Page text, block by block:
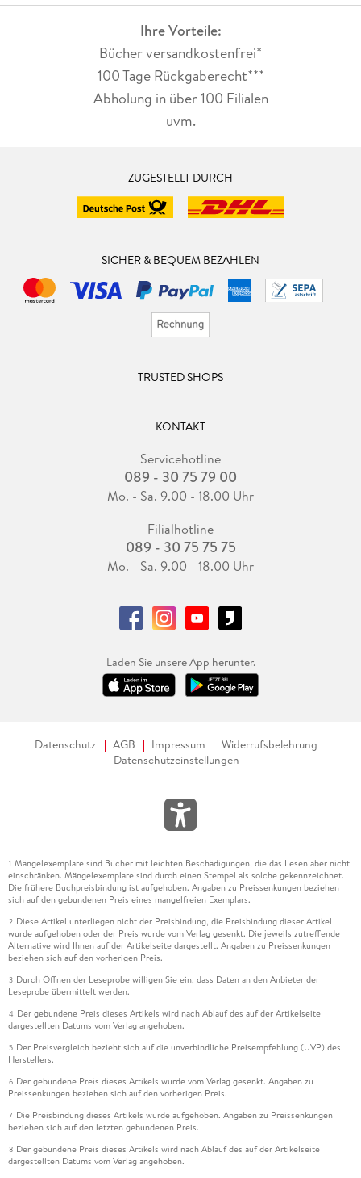
Ihre Vorteile:
Bücher versandkostenfrei*
100 Tage Rückgaberecht***
Abholung in über 100 Filialen
uvm.
ZUGESTELLT DURCH
SICHER & BEQUEM BEZAHLEN
TRUSTED SHOPS
KONTAKT
Servicehotline
089 - 30 75 79 00
Mo. - Sa. 9.00 - 18.00 Uhr
Filialhotline
089 - 30 75 75 75
Mo. - Sa. 9.00 - 18.00 Uhr
Laden Sie unsere App herunter.
Datenschutz AGB Impressum
Widerrufsbelehrung
Datenschutzeinstellungen
1 Mängelexemplare sind Bücher mit leichten Beschädigungen, die das Lesen aber nicht
einschränken. Mängelexemplare sind durch einen Stempel als solche gekennzeichnet.
Die frühere Buchpreisbindung ist aufgehoben. Angaben zu Preissenkungen beziehen
sich auf den gebundenen Preis eines mangelfreien Exemplars.
2 Diese Artikel unterliegen nicht der Preisbindung, die Preisbindung dieser Artikel
wurde aufgehoben oder der Preis wurde vom Verlag gesenkt. Die jeweils zutreffende
Alternative wird Ihnen auf der Artikelseite dargestellt. Angaben zu Preissenkungen
beziehen sich auf den vorherigen Preis.
3 Durch Öffnen der Leseprobe willigen Sie ein, dass Daten an den Anbieter der
Leseprobe übermittelt werden.
4 Der gebundene Preis dieses Artikels wird nach Ablauf des auf der Artikelseite
dargestellten Datums vom Verlag angehoben.
5 Der Preisvergleich bezieht sich auf die unverbindliche Preisempfehlung (UVP) des
Herstellers.
6 Der gebundene Preis dieses Artikels wurde vom Verlag gesenkt. Angaben zu
Preissenkungen beziehen sich auf den vorherigen Preis.
7 Die Preisbindung dieses Artikels wurde aufgehoben. Angaben zu Preissenkungen
beziehen sich auf den letzten gebundenen Preis.
8 Der gebundene Preis dieses Artikels wird nach Ablauf des auf der Artikelseite
dargestellten Datums vom Verlag angehoben.